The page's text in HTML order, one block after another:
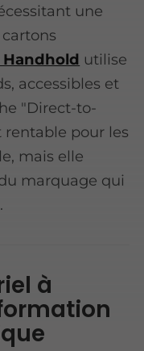
une
utilise
accessibles et
"Direct-to-
pour les
mais elle
marquage qui
à